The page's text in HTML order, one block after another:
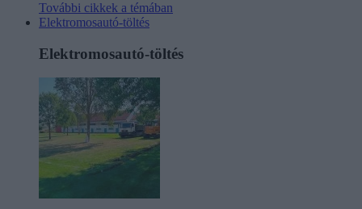
További cikkek a témában
Elektromosautó-töltés
Elektromosautó-töltés